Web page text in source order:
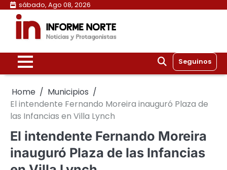
Skip
content
sábado, Ago 08, 2026
Seguinos
Home
Municipios
El intendente Fernando Moreira inauguró Plaza de
las Infancias en Villa Lynch
El intendente Fernando Moreira
inauguró Plaza de las Infancias